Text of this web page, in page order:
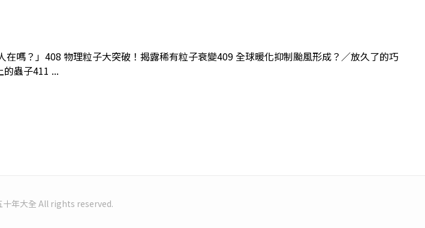
嗎？」408 物理粒子大突破！揭露稀有粒子衰變409 全球暖化抑制颱風形成？／放久了的巧
蟲子411 ...
十年大全 All rights reserved.